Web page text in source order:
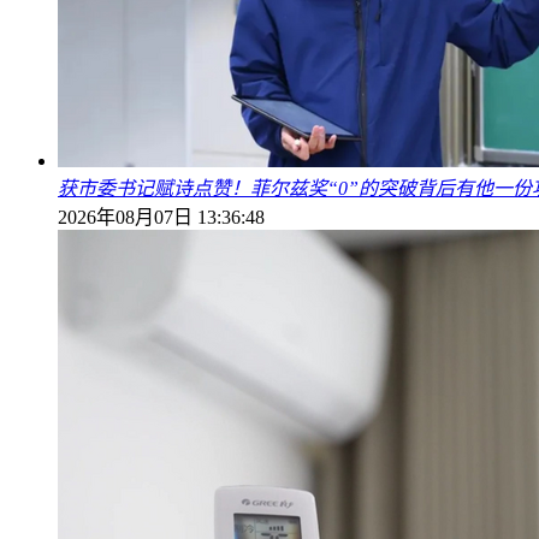
获市委书记赋诗点赞！菲尔兹奖“0”的突破背后有他一份
2026年08月07日 13:36:48